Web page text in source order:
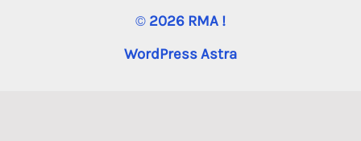
© 2026 RMA !
WordPressAstra